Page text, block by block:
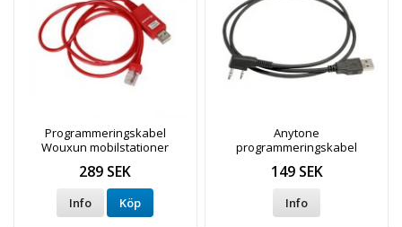
Programmeringskabel
Wouxun mobilstationer
289 SEK
Info Köp
Anytone
programmeringskabel
149 SEK
Info